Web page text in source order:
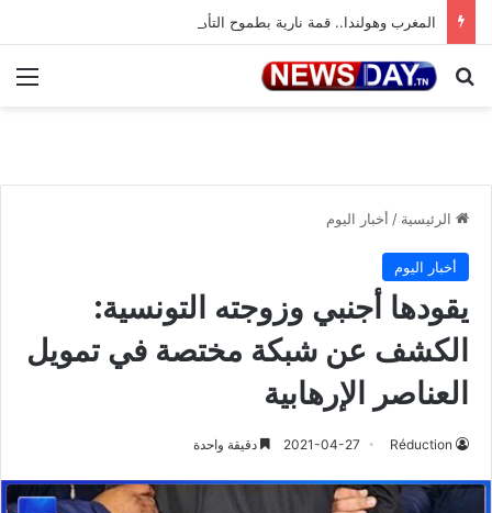
المغرب وهولندا.. قمة نارية بطموح التأهل إلى ثمن النهائي
بحث عن
الرئيسية / أخبار اليوم
أخبار اليوم
يقودها أجنبي وزوجته التونسية:
الكشف عن شبكة مختصة في تمويل
العناصر الإرهابية
Réduction
2021-04-27 دقيقة واحدة